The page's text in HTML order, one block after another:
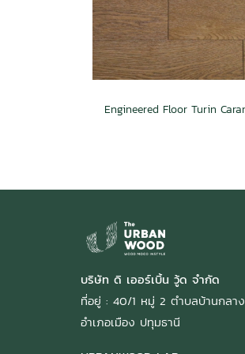
บริษัท ดิ เออร์เบิ้น วู้ด จำกัด
ที่อยู่ : 40/1 หมู่ 2 ตำบลบ้านกลาง
อำเภอเมือง ปทุมธานี